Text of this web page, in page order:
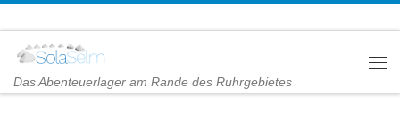
Das Abenteuerlager am Rande des Ruhrgebietes